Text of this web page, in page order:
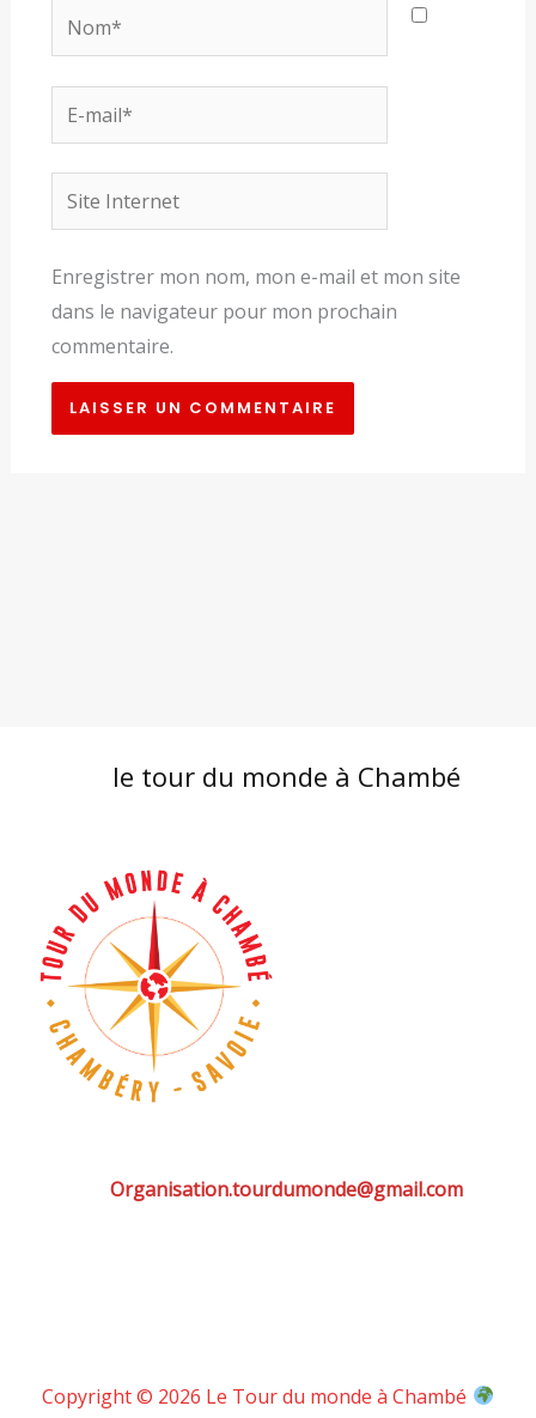
Nom*
mail*
Site
Internet
Enregistrer mon nom, mon e-mail et mon site
dans le navigateur pour mon prochain
commentaire.
le tour du monde à Chambé
Organisation.tourdumonde@gmail.com
Copyright © 2026 Le Tour du monde à Chambé